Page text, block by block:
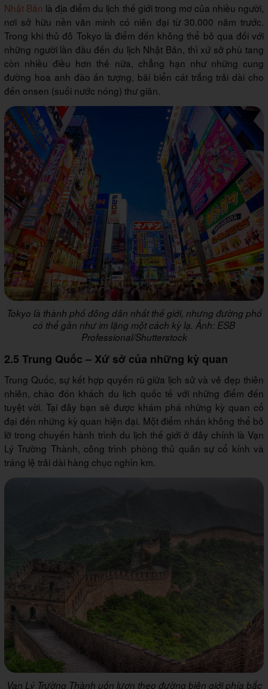
Nhật Bản là địa điểm du lịch thế giới trong mơ của nhiều người,
nơi sở hữu nền văn minh có niên đại từ 30.000 năm trước.
Trong khi thủ đô Tokyo là điểm đến không thể bỏ qua đối với
những người lần đầu đến du lịch Nhật Bản, thì xứ sở phù tang
còn nhiều điều hơn thế nữa, chẳng hạn như những cung
đường hoa anh đào ấn tượng, bãi biển cát trắng trải dài cho
đến onsen (suối nước nóng) thư giãn.
Tokyo là thành phố đông dân nhất thế giới, nhưng đường phố
có thể gần như im lặng một cách kỳ lạ. Ảnh: ESB
Professional/Shutterstock
2.5 Trung Quốc – Xứ sở của những kỳ quan
Trung Quốc, sự kết hợp quyến rũ giữa lịch sử và vẻ đẹp thiên
nhiên, chào đón khách du lịch quốc tế với những điểm đến
tuyệt vời. Tại đây bạn sẽ được khám phá những kỳ quan cổ
đại đến những kỳ quan hiện đại. Một điểm nhấn không thể bỏ
lỡ trong chuyến hành trình du lịch thế giới ở đây chính là Vạn
Lý Trường Thành, công trình phòng thủ quân sự cổ kính và
tráng lệ trải dài hàng chục nghìn km.
Vạn Lý Trường Thành uốn lượn theo đường biên giới phía bắc